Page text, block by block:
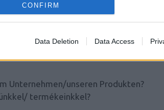
CONFIRM
Data Deletion Data Access
Unternehmen/unseren Produkten?
termékeinkkel?